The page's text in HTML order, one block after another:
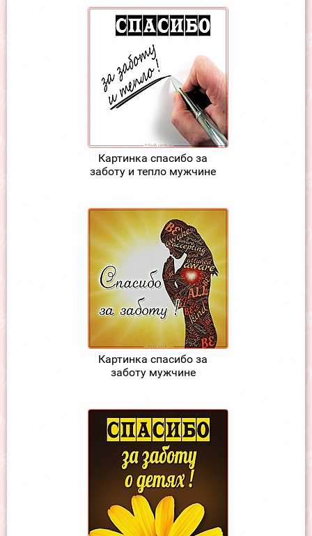
Картинка спасибо за
заботу и тепло мужчине
Картинка спасибо за
заботу мужчине